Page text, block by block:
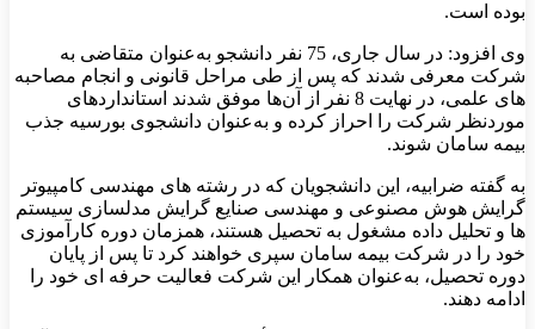
بوده است.
وی افزود: در سال جاری، 75 نفر دانشجو به‌عنوان متقاضی به
شرکت معرفی شدند که پس از طی مراحل قانونی و انجام مصاحبه‌
های علمی، در نهایت 8 نفر از آن‌ها موفق شدند استانداردهای
موردنظر شرکت را احراز کرده و به‌عنوان دانشجوی بورسیه جذب
بیمه سامان شوند.
به گفته ضرابیه، این دانشجویان که در رشته‌ های مهندسی کامپیوتر
گرایش هوش مصنوعی و مهندسی صنایع گرایش مدلسازی سیستم
ها و تحلیل داده مشغول به تحصیل هستند، همزمان دوره کارآموزی
خود را در شرکت بیمه سامان سپری خواهند کرد تا پس از پایان
دوره تحصیل، به‌عنوان همکار این شرکت فعالیت حرفه‌ ای خود را
ادامه دهند.